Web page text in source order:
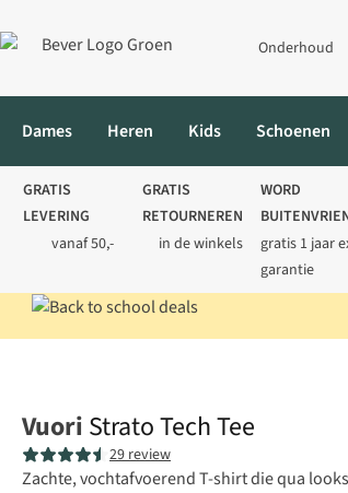
Onderhoud
Dames Heren Kids Schoenen
GRATIS
LEVERING
vanaf 50,-
GRATIS
RETOURNEREN
in de winkels
WORD
gratis 1 jaar
garantie
Vuori Strato Tech Tee
29 review
Zachte, vochtafvoerend T-shirt die qua